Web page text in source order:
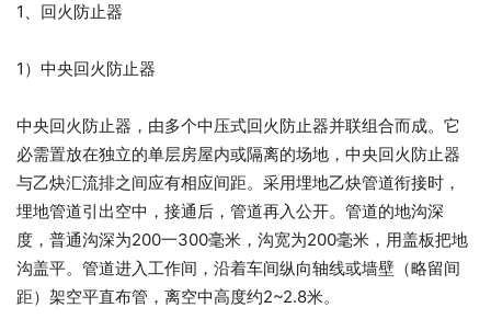
1、回火防止器
1）中央回火防止器
中央回火防止器，由多个中压式回火防止器并联组合而成。它
必需置放在独立的单层房屋内或隔离的场地，中央回火防止器
与乙炔汇流排之间应有相应间距。采用埋地乙炔管道衔接时，
埋地管道引出空中，接通后，管道再入公开。管道的地沟深
度，普通沟深为200一300毫米，沟宽为200毫米，用盖板把地
沟盖平。管道进入工作间，沿着车间纵向轴线或墙壁（略留间
距）架空平直布管，离空中高度约2~2.8米。